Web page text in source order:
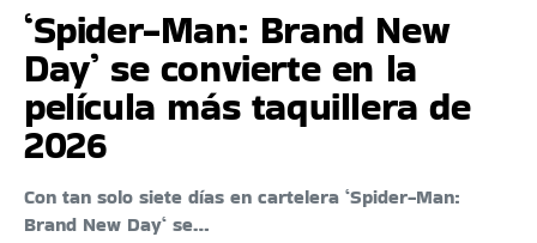
‘Spider-Man: Brand New
Day’ se convierte en la
película más taquillera de
2026
Con tan solo siete días en cartelera ‘Spider-Man:
Brand New Day‘ se…